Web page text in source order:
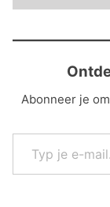
Abonneer je
Typ je e-mail...